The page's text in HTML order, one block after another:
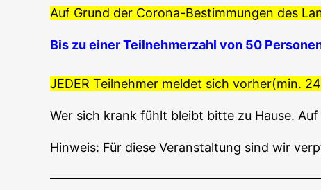
Auf Grund der Coro­na-Bestim­mun­gen des
Bis zu einer Teil­neh­mer­zahl von 50
JEDER Teil­neh­mer mel­det sich vorher(min.
Wer sich krank fühlt bleibt bit­te zu Hau­se.
Hin­weis: Für die­se Ver­an­stal­tung sind wir